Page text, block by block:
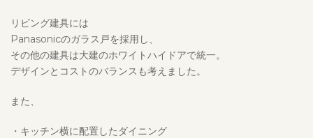
リビング建具には
Panasonicのガラス戸を採用し、
その他の建具は大建のホワイトハイドアで統一。
デザインとコストのバランスも考えました。
また、
・キッチン横に配置したダイニング